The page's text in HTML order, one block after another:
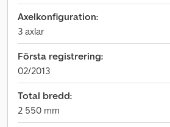
Axelkonfiguration:
3 axlar
Första registrering:
02/2013
Total bredd:
2 550 mm